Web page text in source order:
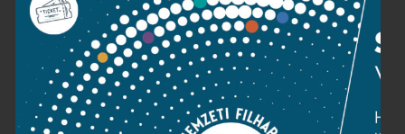
Adatvédelem
Impresszum